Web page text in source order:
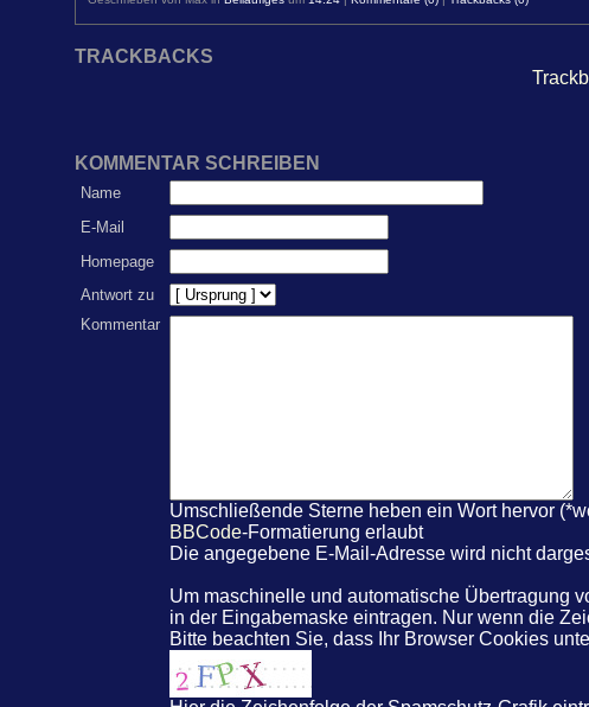
TRACKBACKS
KOMMENTAR SCHREIBEN
Name
E-Mail
Homepage
Antwort zu
Kommentar
Umschließende Sterne heben ein Wort hervor
BBCode-Formatierung erlaubt
Die angegebene E-Mail-Adresse wird nicht
Um maschinelle und automatische Übertragung
in der Eingabemaske eintragen. Nur wenn die
Bitte beachten Sie, dass Ihr Browser Cookies